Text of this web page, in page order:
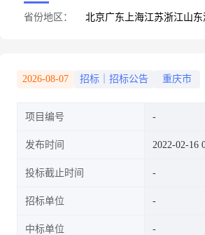
省份地区： 北京广东 上海江苏浙江山东
2026-08-07 招标｜招标公告 重庆市
项目编号
发布时间 2022-02-16
投标截止时间
招标单位
中标单位